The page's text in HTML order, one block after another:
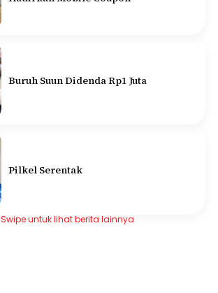
Buruh Suun Didenda Rp1 Juta
Pilkel Serentak
Swipe untuk lihat berita lainnya